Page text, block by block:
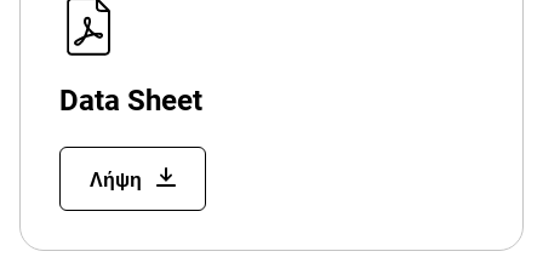
Data Sheet
Λήψη